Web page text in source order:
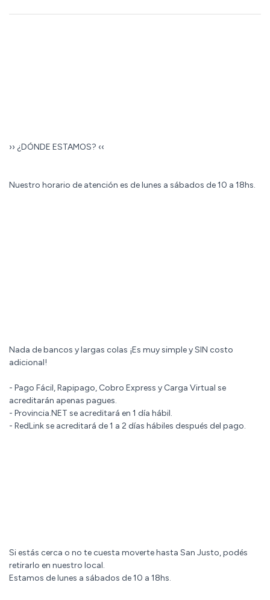
›› ¿DÓNDE ESTAMOS? ‹‹
Nuestro horario de atención es de lunes a sábados de 10 a 18hs.
Nada de bancos y largas colas ¡Es muy simple y SIN costo
adicional!
- Pago Fácil, Rapipago, Cobro Express y Carga Virtual se
acreditarán apenas pagues.
- Provincia.NET se acreditará en 1 día hábil.
- RedLink se acreditará de 1 a 2 días hábiles después del pago.
Si estás cerca o no te cuesta moverte hasta San Justo, podés
retirarlo en nuestro local.
Estamos de lunes a sábados de 10 a 18hs.